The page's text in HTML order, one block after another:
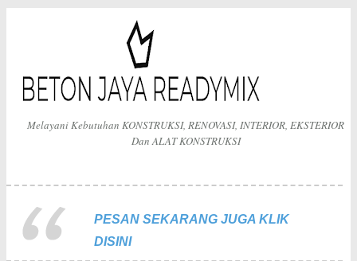
Melayani Kebutuhan KONSTRUKSI, RENOVASI, INTERIOR, EKSTERIOR
Dan ALAT KONSTRUKSI
PESAN SEKARANG JUGA KLIK
DISINI